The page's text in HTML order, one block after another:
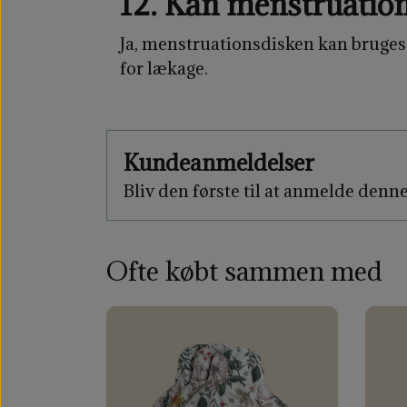
Ja, menstruationsdisken kan
for lækage.
Kundeanmeldelser
Bliv den første til at anmelde
Ofte købt sammen med